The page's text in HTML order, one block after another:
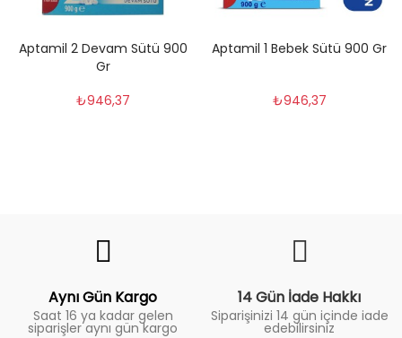
Aptamil 2 Devam Sütü 900
Gr
₺946,37
Aptamil 1 Bebek Sütü 900 Gr
₺946,37
Aynı Gün Kargo
Saat 16 ya kadar gelen
siparişler aynı gün kargo
14 Gün İade Hakkı
Siparişinizi 14 gün içinde iade
edebilirsiniz